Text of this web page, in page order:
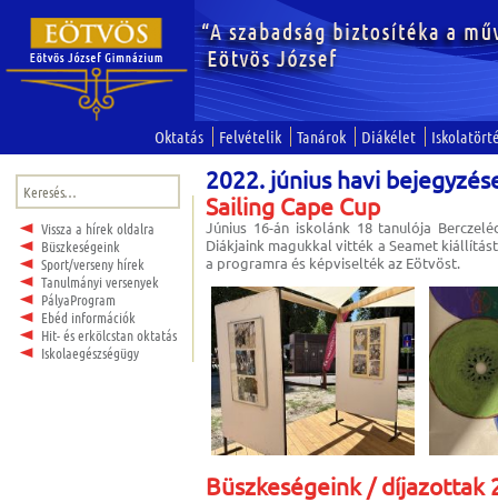
Oktatás Felvételik Tanárok Diákélet
Keresés:
Vissza a hírek oldalra
Büszkeségeink
Sport/verseny hírek
Tanulmányi versenyek
PályaProgram
Ebéd információk
Hit- és erkölcstan oktatás
Iskolaegészségügy
2022. június havi
Sailing Cape Cup
Június 16-án iskolánk 18 tanulója
Diákjaink magukkal vitték a Seamet
a programra és képviselték az Eötvöst.
Büszkeségeink / díjazottak